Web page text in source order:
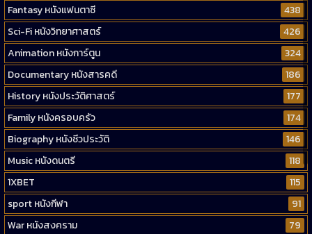
Fantasy หนังแฟนตาซี
438
Sci-Fi หนังวิทยาศาสตร์
426
Animation หนังการ์ตูน
324
Documentary หนังสารคดี
186
History หนังประวัติศาสตร์
177
Family หนังครอบครัว
174
Biography หนังชีวประวัติ
146
Music หนังดนตรี
118
1XBET
115
sport หนังกีฬา
91
War หนังสงคราม
79